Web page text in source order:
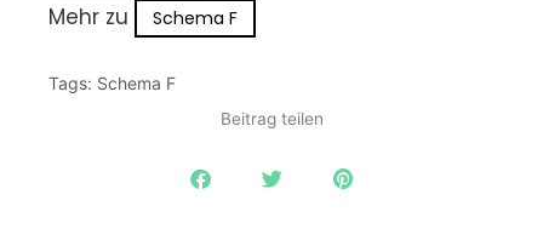
Mehr zu Schema F
Tags: Schema F
Beitrag teilen